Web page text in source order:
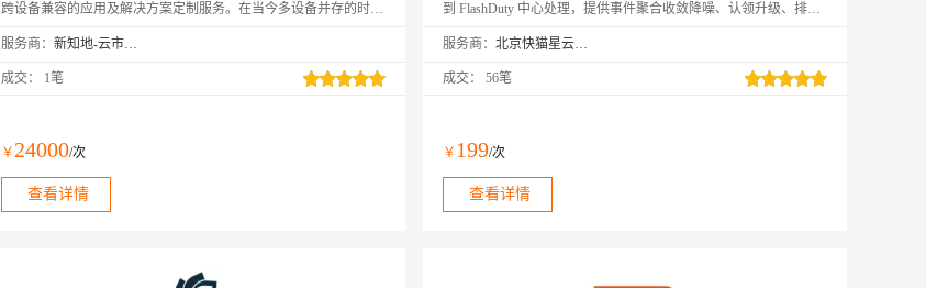
跨设备兼容的应用及解决方案定制服务。在当今多设备并存的时
移动应用（如iOS、Android）、Web应用、桌面应用到智能电视应
我们快速响应市场需求，为用户带来优质、高效、统一的多终端体
服务商： 新知地-云市场精选店
成交： 1笔
￥ 24000/次
查看详情
到 FlashDuty 中心处理，提供事件聚合收敛降噪、认领升级、排班
服务商：
北京快猫星云科技有限公司
成交： 56笔
￥ 199/次
查看详情